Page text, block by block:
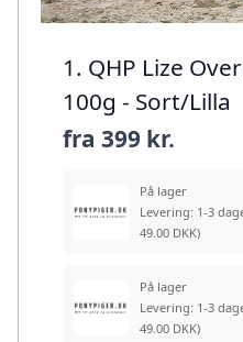
1. QHP Lize
100g - Sort/Lilla
fra 399 kr.
På lager
Levering: 1-3
49.00 DKK)
På lager
Levering: 1-3
49.00 DKK)